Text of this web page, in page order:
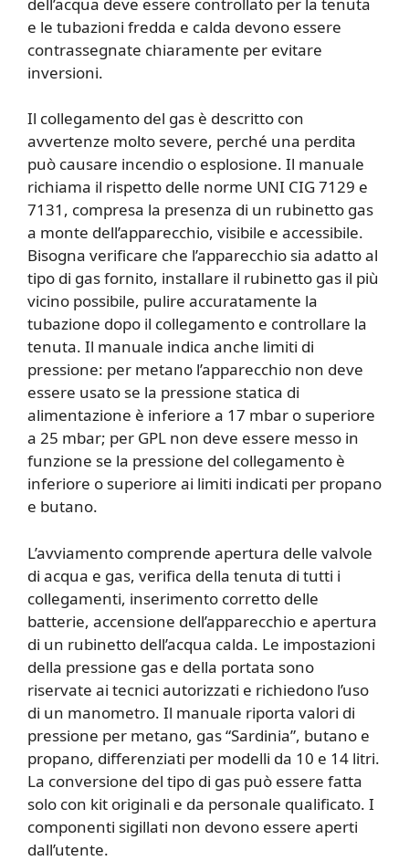
e le tubazioni fredda e calda devono essere
contrassegnate chiaramente per evitare
inversioni.
Il collegamento del gas è descritto con
avvertenze molto severe, perché una perdita
può causare incendio o esplosione. Il manuale
richiama il rispetto delle norme UNI CIG 7129 e
7131, compresa la presenza di un rubinetto gas
a monte dell’apparecchio, visibile e accessibile.
Bisogna verificare che l’apparecchio sia adatto al
tipo di gas fornito, installare il rubinetto gas il più
vicino possibile, pulire accuratamente la
tubazione dopo il collegamento e controllare la
tenuta. Il manuale indica anche limiti di
pressione: per metano l’apparecchio non deve
essere usato se la pressione statica di
alimentazione è inferiore a 17 mbar o superiore
a 25 mbar; per GPL non deve essere messo in
funzione se la pressione del collegamento è
inferiore o superiore ai limiti indicati per propano
e butano.
L’avviamento comprende apertura delle valvole
di acqua e gas, verifica della tenuta di tutti i
collegamenti, inserimento corretto delle
batterie, accensione dell’apparecchio e apertura
di un rubinetto dell’acqua calda. Le impostazioni
della pressione gas e della portata sono
riservate ai tecnici autorizzati e richiedono l’uso
di un manometro. Il manuale riporta valori di
pressione per metano, gas “Sardinia”, butano e
propano, differenziati per modelli da 10 e 14 litri.
La conversione del tipo di gas può essere fatta
solo con kit originali e da personale qualificato. I
componenti sigillati non devono essere aperti
dall’utente.